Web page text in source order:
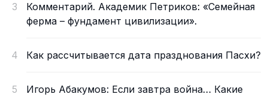
3
Комментарий. Академик Петриков: «Семейная
ферма – фундамент цивилизации».
4 Как рассчитывается дата празднования Пасхи?
5
Игорь Абакумов: Если завтра война… Какие